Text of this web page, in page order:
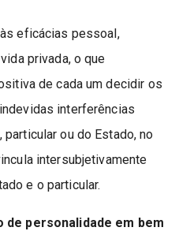
eficácias pessoal,
privada, o que
de cada um decidir os
interferências
ou do Estado, no
intersubjetivamente
e o particular.
personalidade em bem